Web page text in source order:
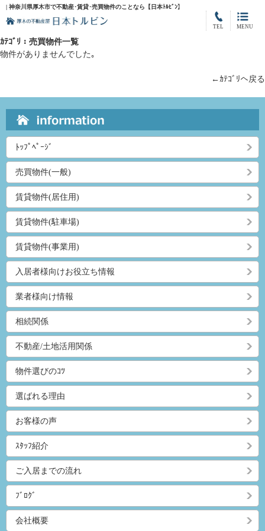
| 神奈川県厚木市で不動産･賃貸･売買物件のことなら【日本ﾄﾙﾋﾞﾝ】
MENU
TEL
ｶﾃｺﾞﾘ：売買物件一覧
物件がありませんでした｡
←ｶﾃｺﾞﾘへ戻る
ﾄｯﾌﾟﾍﾟｰｼﾞ
売買物件(一般)
賃貸物件(居住用)
賃貸物件(駐車場)
賃貸物件(事業用)
入居者様向けお役立ち情報
業者様向け情報
相続関係
不動産/土地活用関係
物件選びのｺﾂ
選ばれる理由
お客様の声
ｽﾀｯﾌ紹介
ご入居までの流れ
ﾌﾞﾛｸﾞ
会社概要